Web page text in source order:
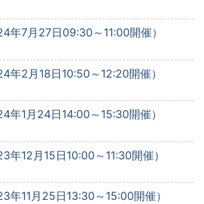
年7月27日09:30～11:00開催）
年2月18日10:50～12:20開催）
年1月24日14:00～15:30開催）
年12月15日10:00～11:30開催）
年11月25日13:30～15:00開催）